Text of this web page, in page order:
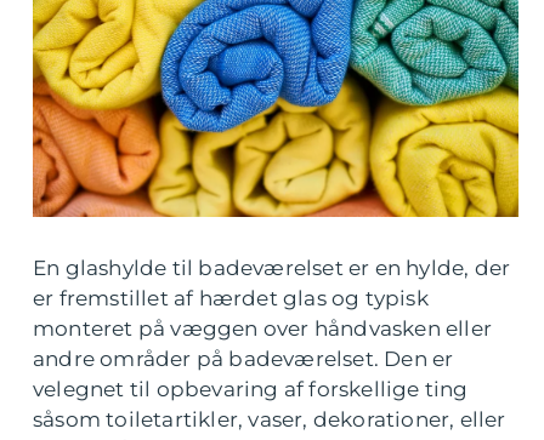
En glashylde til badeværelset er en hylde, der
er fremstillet af hærdet glas og typisk
monteret på væggen over håndvasken eller
andre områder på badeværelset. Den er
velegnet til opbevaring af forskellige ting
såsom toiletartikler, vaser, dekorationer, eller